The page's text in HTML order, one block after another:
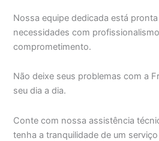
Nossa equipe dedicada está
necessidades com
comprometimento.
Não deixe seus problemas com a
seu dia a dia.
Conte com nossa assistência
tenha a tranquilidade de um